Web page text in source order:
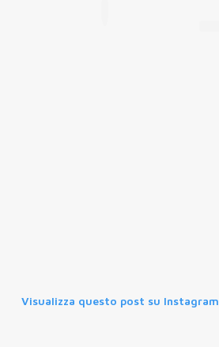
Visualizza questo post su Instagram